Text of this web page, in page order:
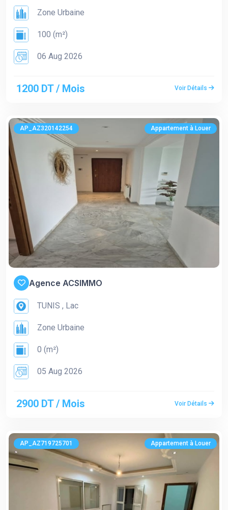
Zone Urbaine
100 (m²)
06 Aug 2026
1200 DT / Mois Voir Détails
AP_AZ320142254 Appartement à Louer
Agence ACSIMMO
TUNIS , Lac
Zone Urbaine
0 (m²)
05 Aug 2026
2900 DT / Mois Voir Détails
AP_AZ719725701 Appartement à Louer